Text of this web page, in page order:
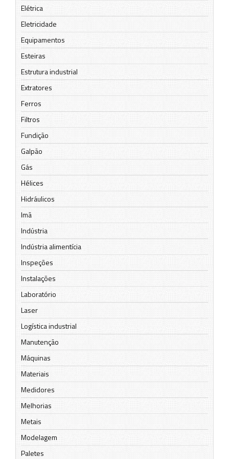
Elétrica
Eletricidade
Equipamentos
Esteiras
Estrutura industrial
Extratores
Ferros
Filtros
Fundição
Galpão
Gás
Hélices
Hidráulicos
Imã
Indústria
Indústria alimentícia
Inspeções
Instalações
Laboratório
Laser
Logística industrial
Manutenção
Máquinas
Materiais
Medidores
Melhorias
Metais
Modelagem
Paletes